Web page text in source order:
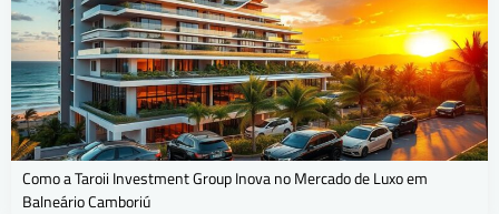
Como a Taroii Investment Group Inova no Mercado de Luxo em
Balneário Camboriú